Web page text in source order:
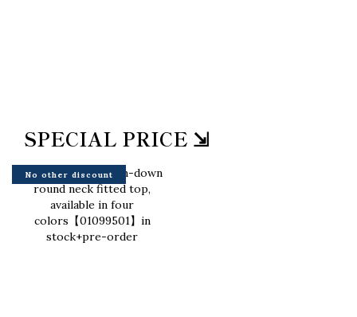
SPECIAL PRICE ⇲
No other discount